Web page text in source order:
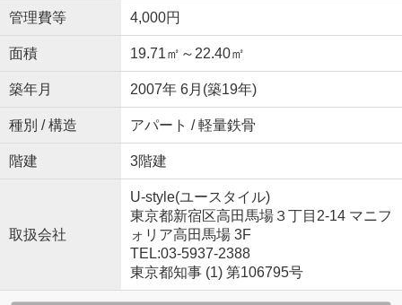
管理費等 4,000円
面積 19.71㎡～22.40㎡
築年月 2007年 6月(築19年)
種別 / 構造 アパート / 軽量鉄骨
階建 3階建
取扱会社
U-style(ユースタイル)
東京都新宿区高田馬場３丁目2-14 マニフ
ォリア高田馬場 3F
TEL:03-5937-2388
東京都知事 (1) 第106795号